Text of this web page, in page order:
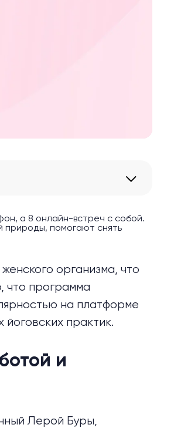
а 8 онлайн-встреч с собой.
природы, помогают снять
организма, что
что программа
на платформе
йоговских практик.
и
Лерой Буры,